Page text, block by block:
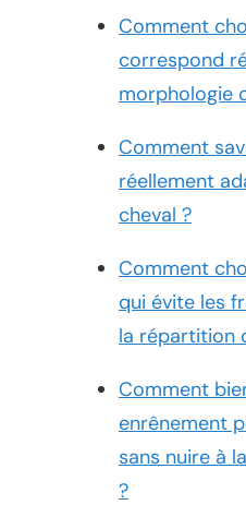
Comment
correspond
morphologie
Comment
réellement
cheval ?
Comment
qui évite les
la répartition
Comment
enrênement
sans nuire à
?